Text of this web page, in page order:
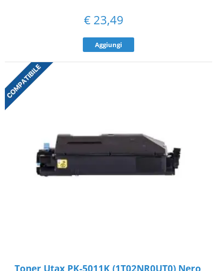
€ 23,49
Aggiungi
Toner Utax PK-5011K (1T02NR0UT0) Nero